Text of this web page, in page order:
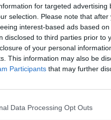
for targeted
selection. Please note that
interest-based ads based
disclosed to third parties prior to
of your personal
This information may also be
Participants that may further
Data Processing Opt Outs